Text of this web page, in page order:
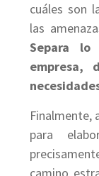
cuáles son
las
Separa
empresa,
Finalmente,
para
camino